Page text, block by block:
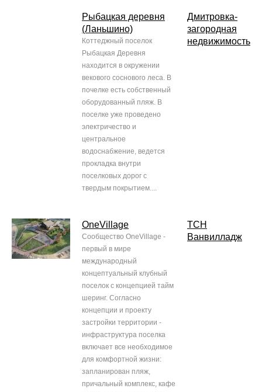
Рыбацкая деревня
(Ланьшино)
Коттеджный поселок
Рыбацкая Деревня
находится в окружении
векового соснового леса. В
почелке есть собственный
оборудованный пляж. В
поселке уже проведено
электричество и
центральное
водоснабжение, ведется
прокладка внутри
поселковых дорог с
твердым покрытием....
Дмитровка-
загородная
недвижимость
OneVillage
Сообщество OneVillage -
первый в мире
международный
концептуальный клубный
поселок с концепцией тайм
шеринг. Согласно
концепции и проекту
застройки территории -
инфраструктура поселка
включает все необходимое
для комфортной жизни:
запланирован пляж,
причальный комплекс, кафе
ТСН
Ванвилладж